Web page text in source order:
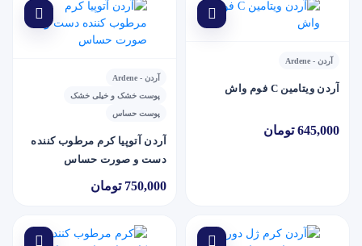
آردن - Ardene
آردن ويتامين C فوم واش
645,000 تومان
آردن - Ardene
پوست خشک و خیلی خشک
پوست حساس
آردن آتوپيا کرم مرطوب کننده
دست و صورت حساس
750,000 تومان